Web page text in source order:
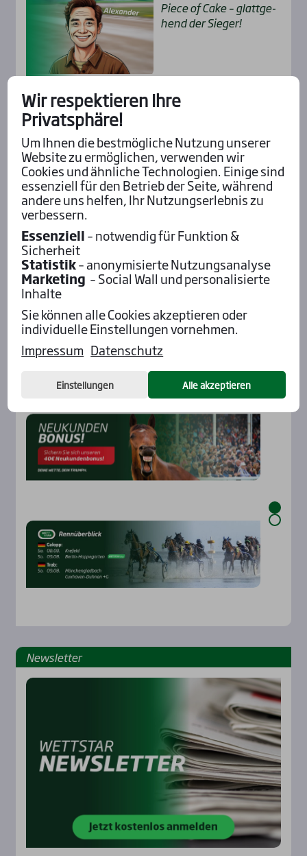
Pie­ce of Cake – glatt­ge­
hend der Sie­ger!
Alle Insider-Stimmen
Pod­cast mit Wett-Tipps
Aktu­el­les
News­let­ter
Wir respektieren Ihre
Privatsphäre!
Um Ihnen die bestmögliche Nutzung unserer
Website zu ermöglichen, verwenden wir
Cookies und ähnliche Technologien. Einige sind
essenziell für den Betrieb der Seite, während
andere uns helfen, Ihr Nutzungserlebnis zu
verbessern.
Essenziell– notwendig für Funktion &
Sicherheit
Statistik– anonymisierte Nutzungsanalyse
Marketing – Social Wall und personalisierte
Inhalte
Sie können alle Cookies akzeptieren oder
individuelle Einstellungen vornehmen.
Impressum Datenschutz
Einstellungen Alle akzeptieren